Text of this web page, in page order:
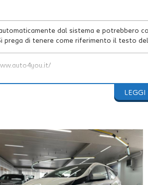
dal sistema e
di tenere come riferimento il testo
COOLCON47.395Km - neopatentato
nero-grigio.
LEGGI
utente